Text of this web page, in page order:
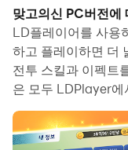
용할 수 있으며, 마
면을 터치하는 것보
문제에 대해 걱정할
다중 인스턴스 및 멀
또한 파일 전송 기능
맞고의신 PC버전에
LD플레이어를 사용
하고 플레이하면 더
전투 스킬과 이펙트
은 모두 LDPlayer에